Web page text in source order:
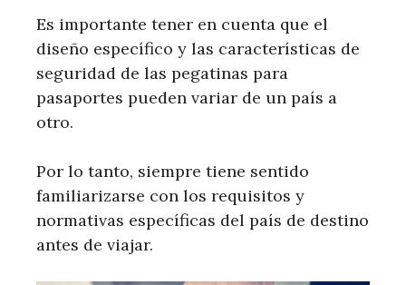
Es importante tener en cuenta que el
diseño específico y las características de
seguridad de las pegatinas para
pasaportes pueden variar de un país a
otro.
Por lo tanto, siempre tiene sentido
familiarizarse con los requisitos y
normativas específicas del país de destino
antes de viajar.